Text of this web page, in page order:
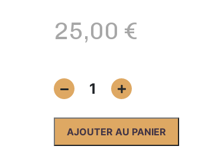
25,00 €
quantité
de
ADCGG59
2026
1
AJOUTER AU PANIER